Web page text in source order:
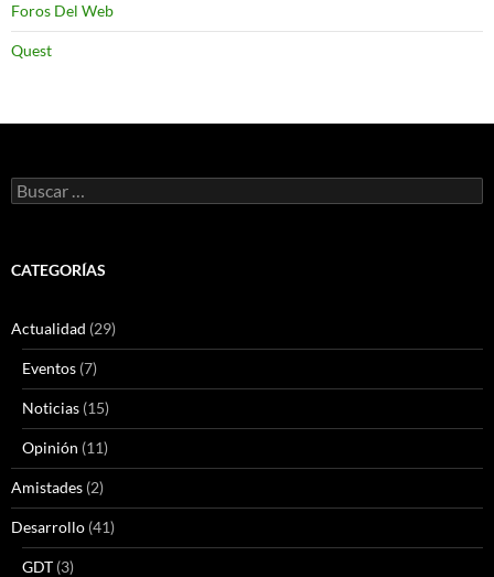
Foros Del Web
Quest
Buscar:
CATEGORÍAS
Actualidad (29)
Eventos (7)
Noticias (15)
Opinión (11)
Amistades (2)
Desarrollo (41)
GDT (3)